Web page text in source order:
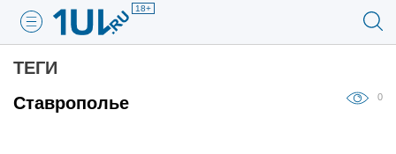
18+
ТЕГИ
Ставрополье
0